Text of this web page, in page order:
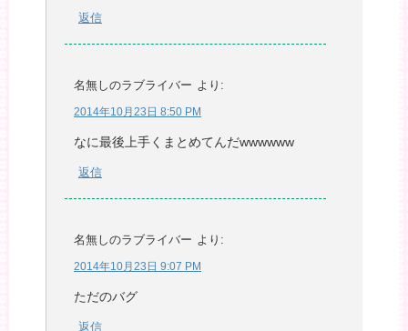
返信
名無しのラブライバー より:
2014年10月23日 8:50 PM
なに最後上手くまとめてんだwwwwww
返信
名無しのラブライバー より:
2014年10月23日 9:07 PM
ただのバグ
返信